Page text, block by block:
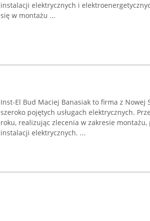
instalacji elektrycznych i
się w montażu ...
Inst-El Bud Maciej Banasiak to firma z Nowej
szeroko pojętych usługach elektrycznych.
roku, realizując zlecenia w zakresie
instalacji elektrycznych. ...